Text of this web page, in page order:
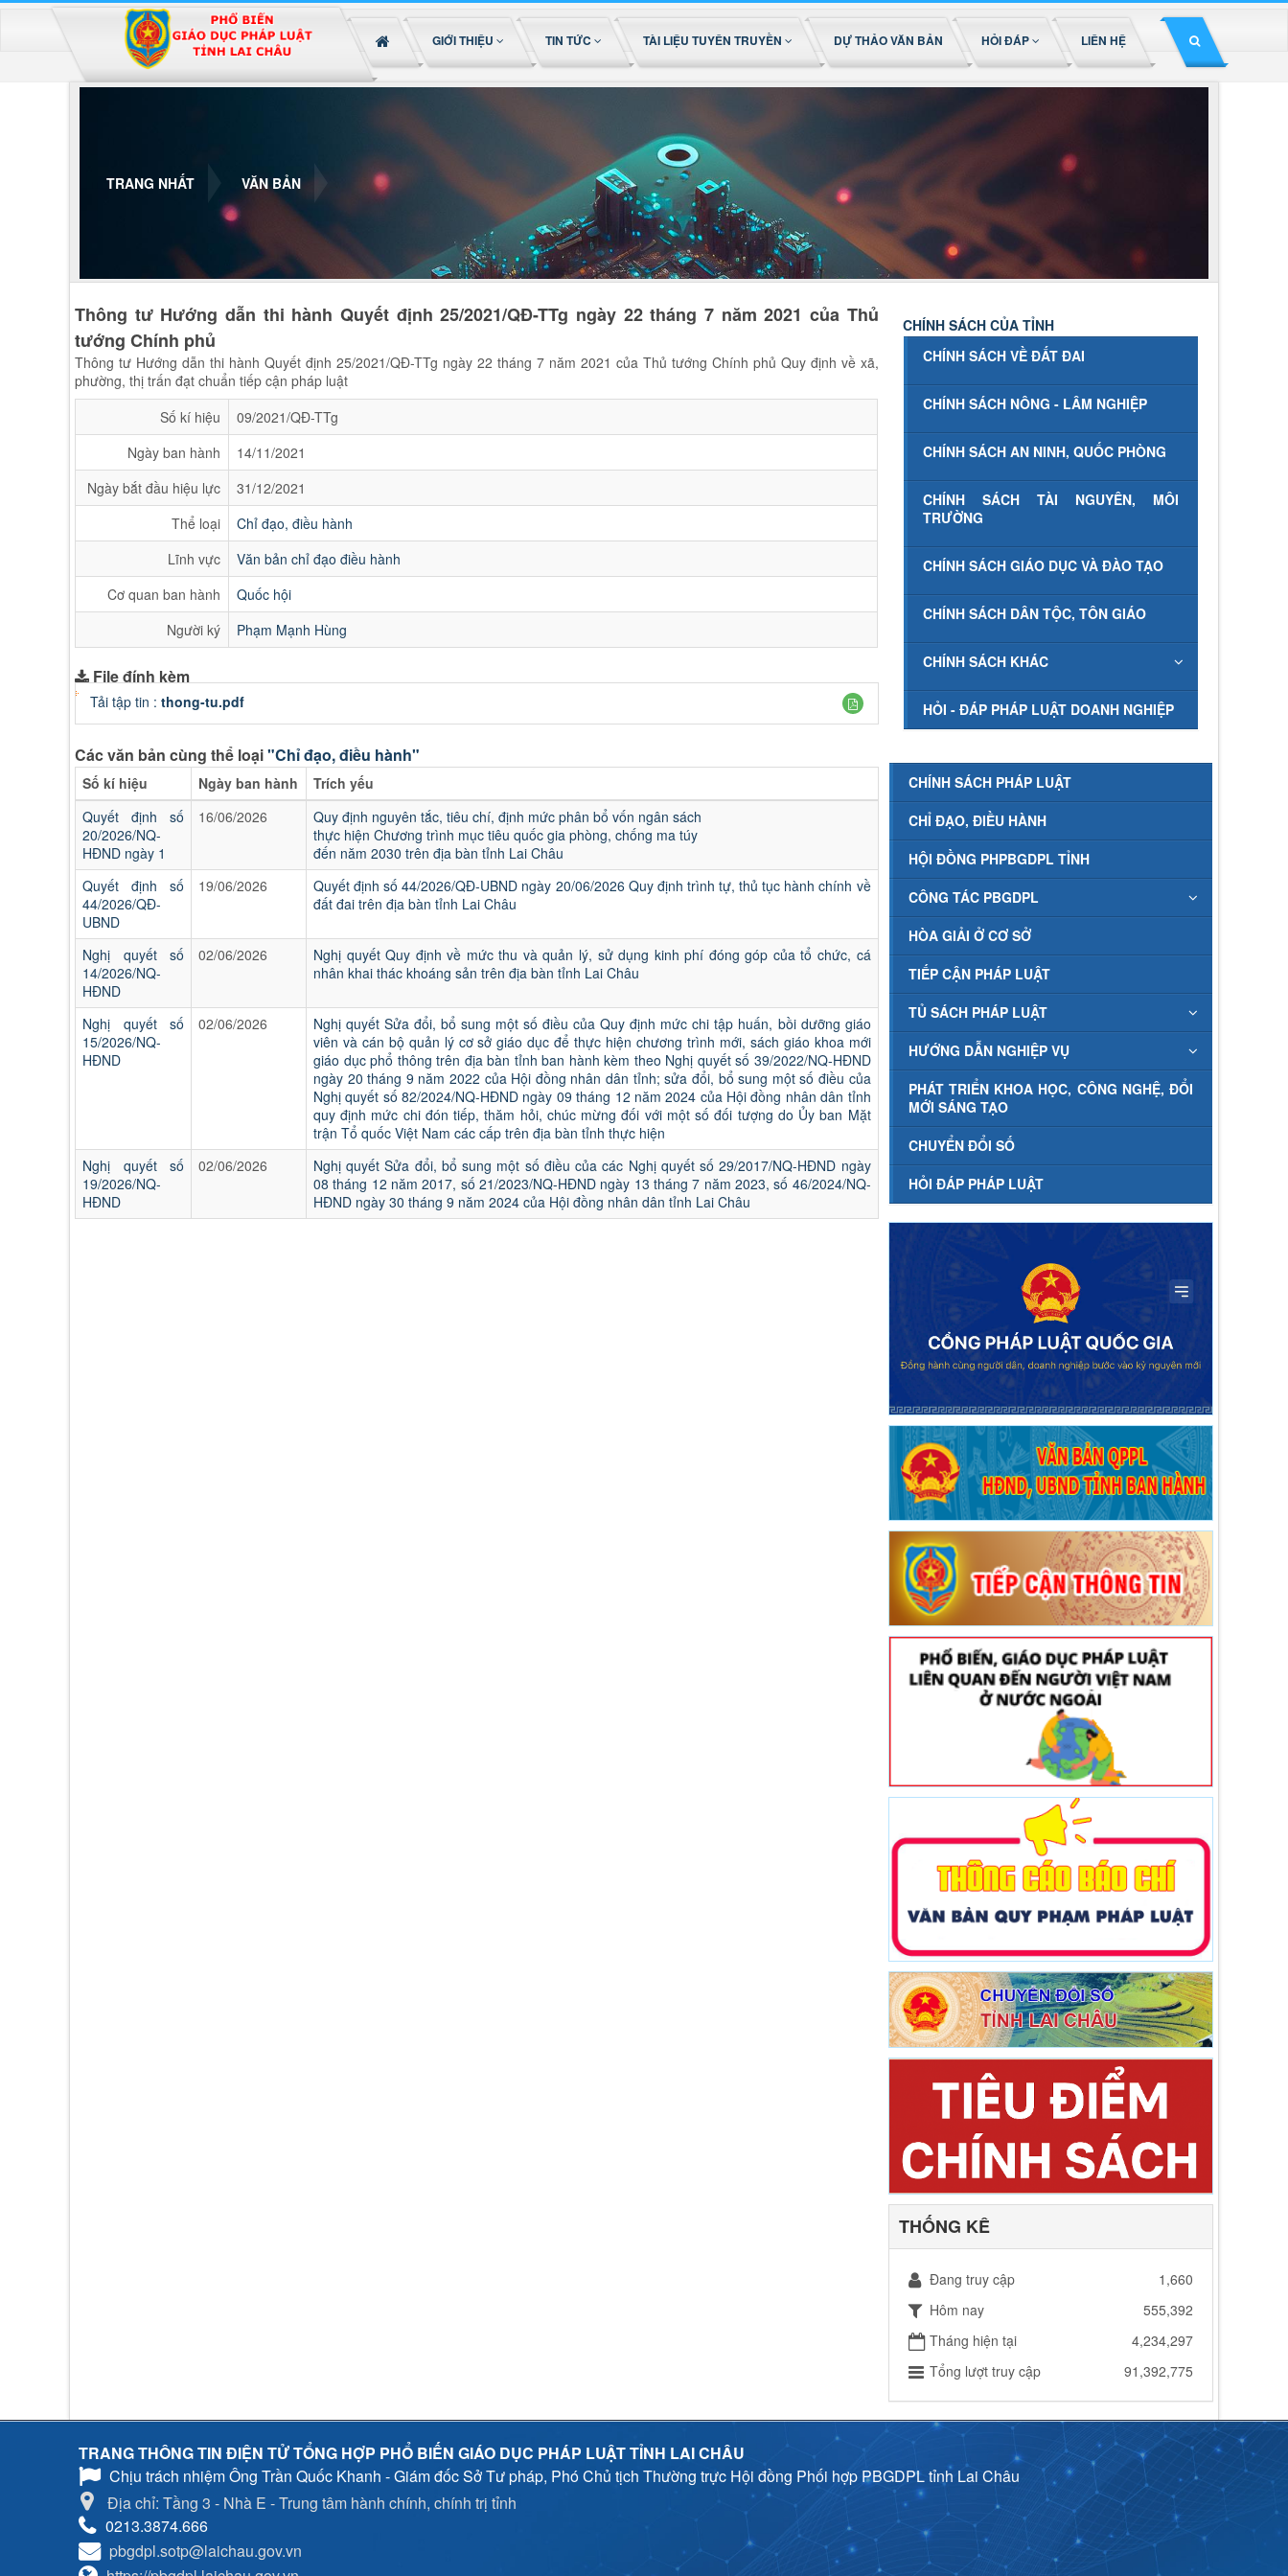
GIỚI THIỆU TIN TỨC TÀI LIỆU TUYÊN TRUYỀN DỰ THẢO VĂN BẢN HỎI ĐÁP LIÊN HỆ
TRANG NHẤT VĂN BẢN
Thông tư Hướng dẫn thi hành Quyết định 25/2021/QĐ-TTg ngày 22 tháng 7 năm 2021 của Thủ
tướng Chính phủ
Thông tư Hướng dẫn thi hành Quyết định 25/2021/QĐ-TTg ngày 22 tháng 7 năm 2021 của Thủ tướng Chính phủ Quy định về xã,
phường, thị trấn đạt chuẩn tiếp cận pháp luật
Số kí hiệu
09/2021/QĐ-TTg
Ngày ban hành
14/11/2021
Ngày bắt đầu hiệu lực
31/12/2021
Thể loại
Chỉ đạo, điều hành
Lĩnh vực
Văn bản chỉ đạo điều hành
Cơ quan ban hành
Quốc hội
Người ký
Phạm Mạnh Hùng
File đính kèm
Tải tập tin : thong-tu.pdf
Các văn bản cùng thể loại"Chỉ đạo, điều hành"
Số kí hiệu Ngày ban hành
Trích yếu
Quyết định số
20/2026/NQ-
HĐND ngày 1
16/06/2026
Quy định nguyên tắc, tiêu chí, định mức phân bổ vốn ngân sách
thực hiện Chương trình mục tiêu quốc gia phòng, chống ma túy
đến năm 2030 trên địa bàn tỉnh Lai Châu
Quyết định số
44/2026/QĐ-
UBND
19/06/2026
Quyết định số 44/2026/QĐ-UBND ngày 20/06/2026 Quy định trình tự, thủ tục hành chính về
đất đai trên địa bàn tỉnh Lai Châu
Nghị quyết số
14/2026/NQ-
HĐND
02/06/2026
Nghị quyết Quy định về mức thu và quản lý, sử dụng kinh phí đóng góp của tổ chức, cá
nhân khai thác khoáng sản trên địa bàn tỉnh Lai Châu
Nghị quyết số
15/2026/NQ-
HĐND
02/06/2026
Nghị quyết Sửa đổi, bổ sung một số điều của Quy định mức chi tập huấn, bồi dưỡng giáo
viên và cán bộ quản lý cơ sở giáo dục để thực hiện chương trình mới, sách giáo khoa mới
giáo dục phổ thông trên địa bàn tỉnh ban hành kèm theo Nghị quyết số 39/2022/NQ-HĐND
ngày 20 tháng 9 năm 2022 của Hội đồng nhân dân tỉnh; sửa đổi, bổ sung một số điều của
Nghị quyết số 82/2024/NQ-HĐND ngày 09 tháng 12 năm 2024 của Hội đồng nhân dân tỉnh
quy định mức chi đón tiếp, thăm hỏi, chúc mừng đối với một số đối tượng do Ủy ban Mặt
trận Tổ quốc Việt Nam các cấp trên địa bàn tỉnh thực hiện
Nghị quyết số
19/2026/NQ-
HĐND
02/06/2026
Nghị quyết Sửa đổi, bổ sung một số điều của các Nghị quyết số 29/2017/NQ-HĐND ngày
08 tháng 12 năm 2017, số 21/2023/NQ-HĐND ngày 13 tháng 7 năm 2023, số 46/2024/NQ-
HĐND ngày 30 tháng 9 năm 2024 của Hội đồng nhân dân tỉnh Lai Châu
CHÍNH SÁCH CỦA TỈNH
CHÍNH SÁCH VỀ ĐẤT ĐAI
CHÍNH SÁCH NÔNG - LÂM NGHIỆP
CHÍNH SÁCH AN NINH, QUỐC PHÒNG
CHÍNH SÁCH TÀI NGUYÊN, MÔI
TRƯỜNG
CHÍNH SÁCH GIÁO DỤC VÀ ĐÀO TẠO
CHÍNH SÁCH DÂN TỘC, TÔN GIÁO
CHÍNH SÁCH KHÁC
HỎI - ĐÁP PHÁP LUẬT DOANH NGHIỆP
CHÍNH SÁCH PHÁP LUẬT
CHỈ ĐẠO, ĐIỀU HÀNH
HỘI ĐỒNG PHPBGDPL TỈNH
CÔNG TÁC PBGDPL
HÒA GIẢI Ở CƠ SỞ
TIẾP CẬN PHÁP LUẬT
TỦ SÁCH PHÁP LUẬT
HƯỚNG DẪN NGHIỆP VỤ
PHÁT TRIỂN KHOA HỌC, CÔNG NGHỆ, ĐỔI
MỚI SÁNG TẠO
CHUYỂN ĐỔI SỐ
HỎI ĐÁP PHÁP LUẬT
THỐNG KÊ
Đang truy cập
1,660
Hôm nay
555,392
Tháng hiện tại
4,234,297
Tổng lượt truy cập
91,392,775
TRANG THÔNG TIN ĐIỆN TỬ TỔNG HỢP PHỔ BIẾN GIÁO DỤC PHÁP LUẬT TỈNH LAI CHÂU
Chịu trách nhiệmÔng Trần Quốc Khanh - Giám đốc Sở Tư pháp, Phó Chủ tịch Thường trực Hội đồng Phối hợp PBGDPL tỉnh Lai Châu
Địa chỉ: Tầng 3 - Nhà E - Trung tâm hành chính, chính trị tỉnh
0213.3874.666
pbgdpl.sotp@laichau.gov.vn
Đã kết nối EMC